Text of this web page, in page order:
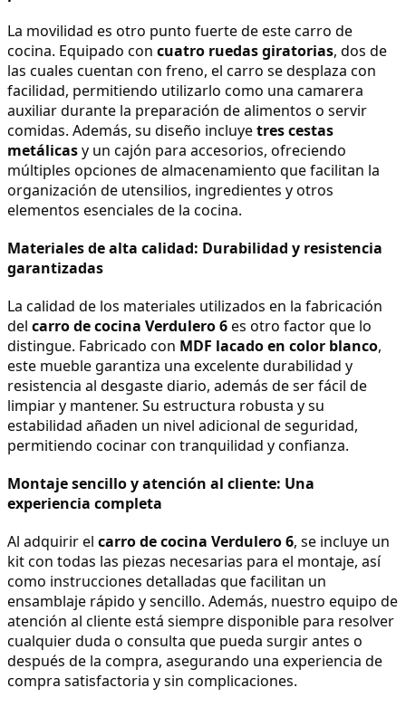
La movilidad es otro punto fuerte de este carro de
cocina. Equipado con cuatro ruedas giratorias, dos de
las cuales cuentan con freno, el carro se desplaza con
facilidad, permitiendo utilizarlo como una camarera
auxiliar durante la preparación de alimentos o servir
comidas. Además, su diseño incluye tres cestas
metálicas y un cajón para accesorios, ofreciendo
múltiples opciones de almacenamiento que facilitan la
organización de utensilios, ingredientes y otros
elementos esenciales de la cocina.
Materiales de alta calidad: Durabilidad y resistencia
garantizadas
La calidad de los materiales utilizados en la fabricación
del carro de cocina Verdulero 6 es otro factor que lo
distingue. Fabricado con MDF lacado en color blanco,
este mueble garantiza una excelente durabilidad y
resistencia al desgaste diario, además de ser fácil de
limpiar y mantener. Su estructura robusta y su
estabilidad añaden un nivel adicional de seguridad,
permitiendo cocinar con tranquilidad y confianza.
Montaje sencillo y atención al cliente: Una
experiencia completa
Al adquirir el carro de cocina Verdulero 6, se incluye un
kit con todas las piezas necesarias para el montaje, así
como instrucciones detalladas que facilitan un
ensamblaje rápido y sencillo. Además, nuestro equipo de
atención al cliente está siempre disponible para resolver
cualquier duda o consulta que pueda surgir antes o
después de la compra, asegurando una experiencia de
compra satisfactoria y sin complicaciones.